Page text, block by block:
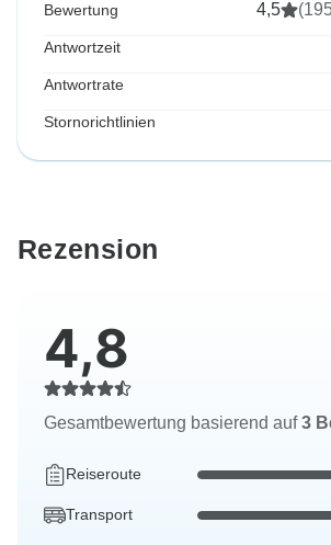
Bewertung 4,5
Antwortzeit
Antwortrate
Stornorichtlinien
Rezension
4,8
Gesamtbewertung basierend auf3
Reiseroute
Transport